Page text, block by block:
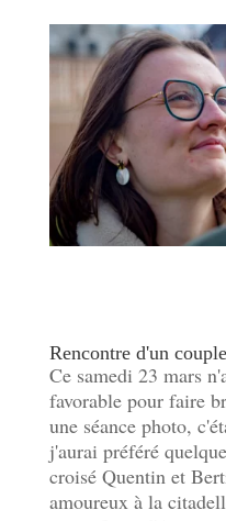
Rencontre d'un
Ce samedi 23 mars
favorable pour faire
une séance photo,
j'aurai préféré
croisé Quentin et
amoureux à la